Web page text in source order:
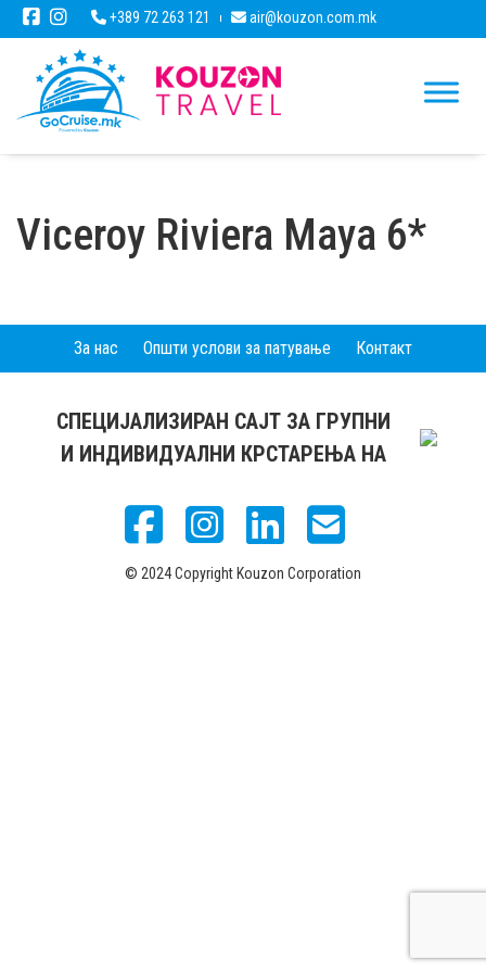
+389 72 263 121 air@kouzon.com.mk
Viceroy Riviera Maya 6*
За нас Општи услови за патување Контакт
СПЕЦИЈАЛИЗИРАН САЈТ ЗА ГРУПНИ
И ИНДИВИДУАЛНИ КРСТАРЕЊА НА
© 2024 Copyright Kouzon Corporation